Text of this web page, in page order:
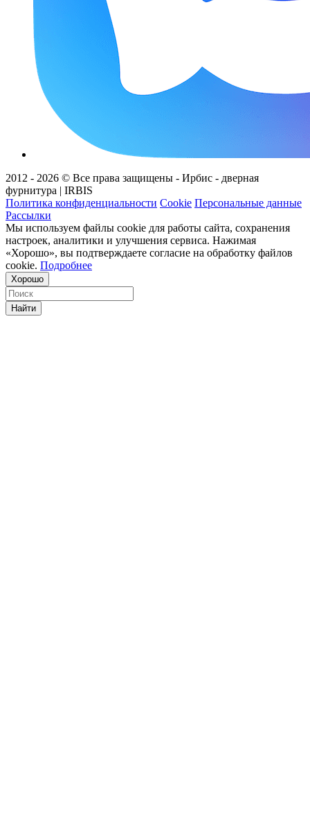
2012 - 2026 © Все права защищены - Ирбис - дверная
фурнитура | IRBIS
Политика конфиденциальности Cookie Персональные данные
Рассылки
Мы используем файлы cookie для работы сайта, сохранения
настроек, аналитики и улучшения сервиса. Нажимая
«Хорошо», вы подтверждаете согласие на обработку файлов
cookie. Подробнее
Хорошо
Найти